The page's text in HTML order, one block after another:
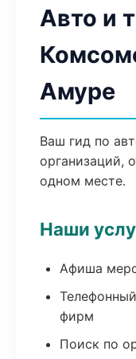
Авто и
Амуре
Ваш гид по
организаций,
одном месте.
Наши
Афиша
фирм
Поиск по